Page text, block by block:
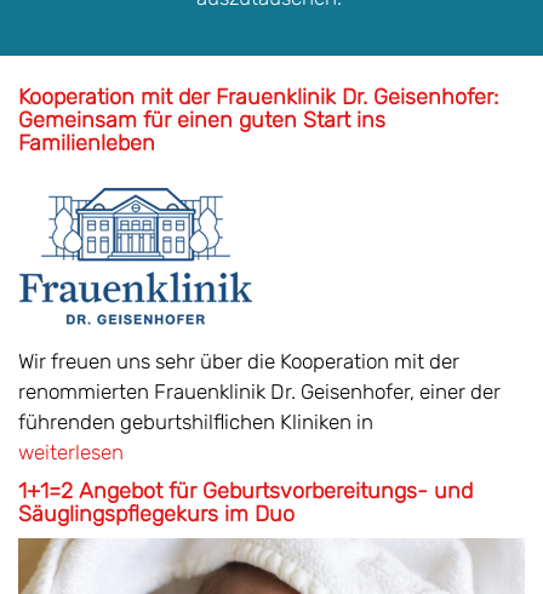
Kooperation mit der Frauenklinik Dr. Geisenhofer:
Gemeinsam für einen guten Start ins
Familienleben
Wir freuen uns sehr über die Kooperation mit der
renommierten Frauenklinik Dr. Geisenhofer, einer der
führenden geburtshilflichen Kliniken in
weiterlesen
1+1=2 Angebot für Geburtsvorbereitungs- und
Säuglingspflegekurs im Duo